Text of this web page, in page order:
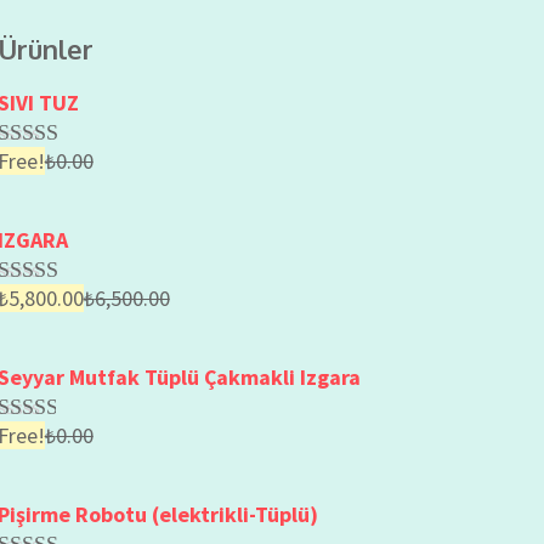
Ürünler
TUZ
Rated
5
Free!₺0.00
IZGARA
5
5,800.00₺6,500.00
Mutfak Tüplü Çakmakli Izgara
Rated
5
Free!₺0.00
Pişirme Robotu (elektrikli-Tüplü)